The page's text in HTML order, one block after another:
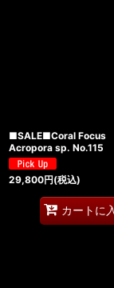
■SALE■Coral Focus
Acropora sp. No.115
29,800円(税込)
カートに